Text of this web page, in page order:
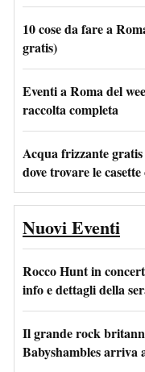
10 cose da fare a
gratis)
Eventi a Roma del
raccolta completa
Acqua frizzante gratis
dove trovare le
Nuovi Eventi
Rocco Hunt in
info e dettagli della
Il grande rock
Babyshambles arriva